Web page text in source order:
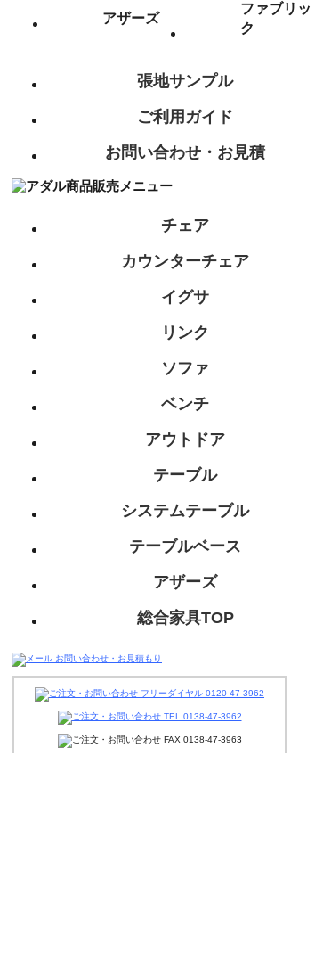
アザーズ
ファブリッ
ク
張地サンプル
ご利用ガイド
お問い合わせ・お見積
チェア
カウンターチェア
イグサ
リンク
ソファ
ベンチ
アウトドア
テーブル
システムテーブル
テーブルベース
アザーズ
総合家具TOP